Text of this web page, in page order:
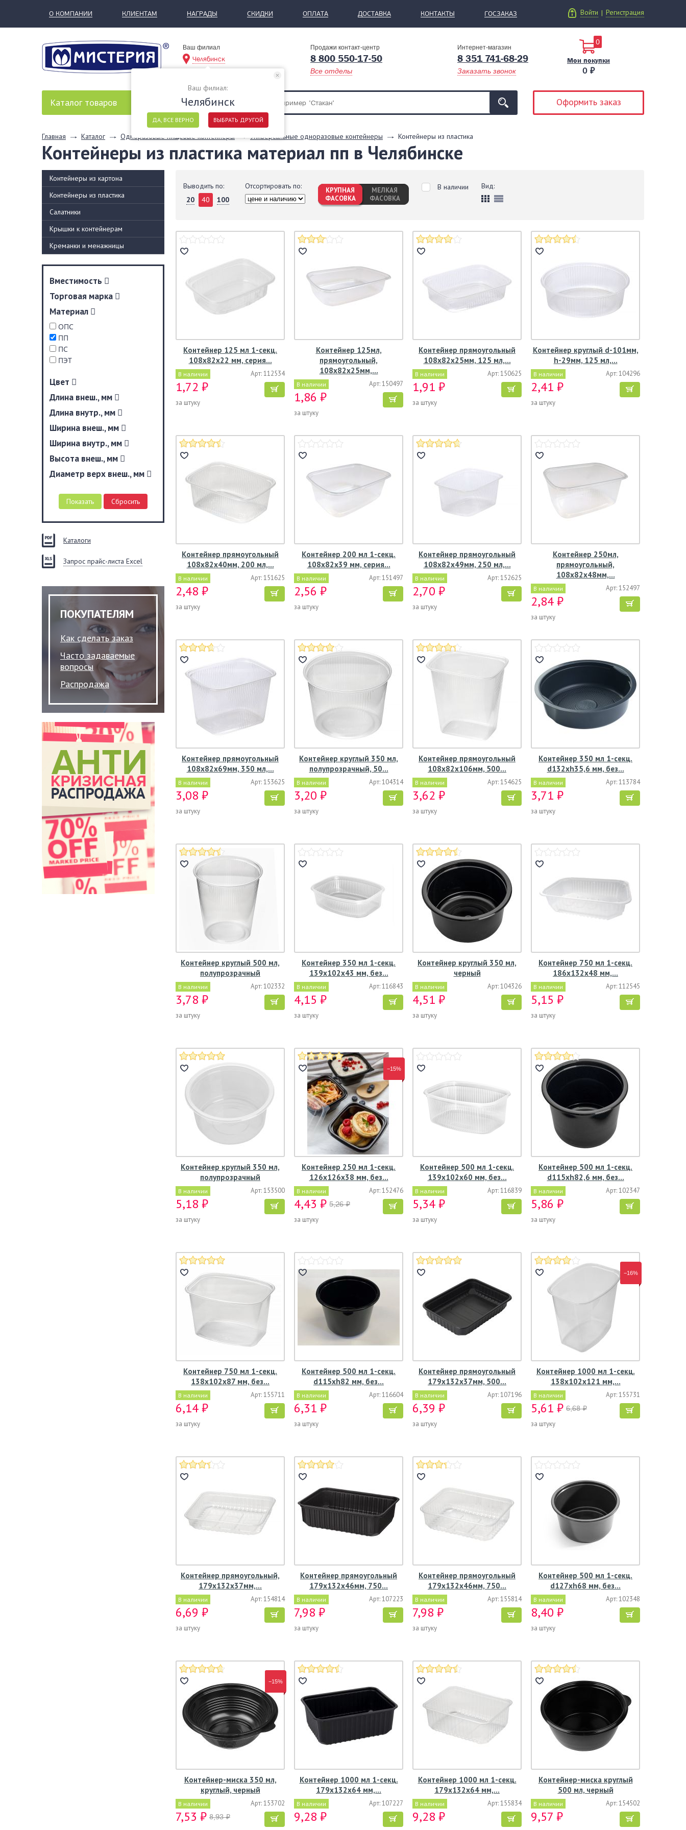
О КОМПАНИИ КЛИЕНТАМ НАГРАДЫ СКИДКИ ОПЛАТА ДОСТАВКА КОНТАКТЫ ГОСЗАКАЗ Войти | Регистрация
Ваш филиал
Челябинск
Продажи контакт-центр
8 800 550-17-50
Все отделы
Ваш филиал:
Челябинск
ДА, ВСЕ ВЕРНО ВЫБРАТЬ ДРУГОЙ
Интернет-магазин
8 351 741-68-29
Заказать звонок
0
Мои покупки
0 ₽
Каталог товаров Оформить заказ
Главная Каталог Одноразовые пищевые контейнеры Универсальные одноразовые контейнеры Контейнеры из пластика
Контейнеры из пластика материал пп в Челябинске
Контейнеры из картона
Контейнеры из пластика
Салатники
Крышки к контейнерам
Креманки и менажницы
Вместимость
Торговая марка
Материал
ОПС
ПП
ПС
ПЭТ
Цвет
Длина внеш., мм
Длина внутр., мм
Ширина внеш., мм
Ширина внутр., мм
Высота внеш., мм
Диаметр верх внеш., мм
Каталоги
Запрос прайс-листа Excel
ПОКУПАТЕЛЯМ
Как сделать заказ
Часто задаваемые
вопросы
Распродажа
Выводить по:
20
40 100
Отсортировать по:
КРУПНАЯ
ФАСОВКА
МЕЛКАЯ
ФАСОВКА
В наличии Вид:
Контейнер 125 мл 1-секц.
108х82х22 мм, серия…
В наличии Арт: 112534
1,72 ₽
за штуку
Контейнер 125мл,
прямоугольный,
108х82х25мм,…
В наличии Арт: 150497
1,86 ₽
за штуку
Контейнер прямоугольный
108х82х25мм, 125 мл,…
В наличии Арт: 150625
1,91 ₽
за штуку
Контейнер круглый d-101мм,
h-29мм, 125 мл,…
В наличии Арт: 104296
2,41 ₽
за штуку
Контейнер прямоугольный
108х82х40мм, 200 мл,…
В наличии Арт: 151625
2,48 ₽
за штуку
Контейнер 200 мл 1-секц.
108х82х39 мм, серия…
В наличии Арт: 151497
2,56 ₽
за штуку
Контейнер прямоугольный
108х82х49мм, 250 мл,…
В наличии Арт: 152625
2,70 ₽
за штуку
Контейнер 250мл,
прямоугольный,
108х82х48мм,…
В наличии Арт: 152497
2,84 ₽
за штуку
Контейнер прямоугольный
108х82х69мм, 350 мл,…
В наличии Арт: 153625
3,08 ₽
за штуку
Контейнер круглый 350 мл,
полупрозрачный, 50…
В наличии Арт: 104314
3,20 ₽
за штуку
Контейнер прямоугольный
108х82х106мм, 500…
В наличии Арт: 154625
3,62 ₽
за штуку
Контейнер 350 мл 1-секц.
d132хh35,6 мм, без…
В наличии Арт: 113784
3,71 ₽
за штуку
Контейнер круглый 500 мл,
полупрозрачный
В наличии Арт: 102332
3,78 ₽
за штуку
Контейнер 350 мл 1-секц.
139х102х43 мм, без…
В наличии Арт: 116843
4,15 ₽
за штуку
Контейнер круглый 350 мл,
черный
В наличии Арт: 104326
4,51 ₽
за штуку
Контейнер 750 мл 1-секц.
186х132х48 мм,…
В наличии Арт: 112545
5,15 ₽
за штуку
Контейнер круглый 350 мл,
полупрозрачный
В наличии Арт: 153500
5,18 ₽
за штуку
−15%
Контейнер 250 мл 1-секц.
126х126х38 мм, без…
В наличии Арт: 152476
4,43 ₽ 5,26 ₽
за штуку
Контейнер 500 мл 1-секц.
139х102х60 мм, без…
В наличии Арт: 116839
5,34 ₽
за штуку
Контейнер 500 мл 1-секц.
d115хh82,6 мм, без…
В наличии Арт: 102347
5,86 ₽
за штуку
Контейнер 750 мл 1-секц.
138х102х87 мм, без…
В наличии Арт: 155711
6,14 ₽
за штуку
Контейнер 500 мл 1-секц.
d115хh82 мм, без…
В наличии Арт: 116604
6,31 ₽
за штуку
Контейнер прямоугольный
179х132х37мм, 500…
В наличии Арт: 107196
6,39 ₽
за штуку
−16%
Контейнер 1000 мл 1-секц.
138х102х121 мм,…
В наличии Арт: 155731
5,61 ₽ 6,68 ₽
за штуку
Контейнер прямоугольный,
179х132х37мм,…
В наличии Арт: 154814
6,69 ₽
за штуку
Контейнер прямоугольный
179х132х46мм, 750…
В наличии Арт: 107223
7,98 ₽
за штуку
Контейнер прямоугольный
179х132х46мм, 750…
В наличии Арт: 155814
7,98 ₽
за штуку
Контейнер 500 мл 1-секц.
d127хh68 мм, без…
В наличии Арт: 102348
8,40 ₽
за штуку
−15%
Контейнер-миска 350 мл,
круглый, черный
В наличии Арт: 153702
7,53 ₽ 8,93 ₽
Контейнер 1000 мл 1-секц.
179х132х64 мм,…
В наличии Арт: 107227
9,28 ₽
Контейнер 1000 мл 1-секц.
179х132х64 мм,…
В наличии Арт: 155834
9,28 ₽
Контейнер-миска круглый
500 мл, черный
В наличии Арт: 154502
9,57 ₽